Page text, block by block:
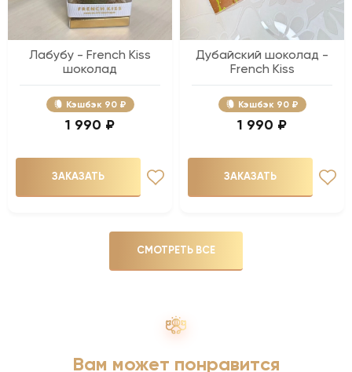
Лабубу - French Kiss
шоколад
Кэшбэк 90 ₽
1 990 ₽
ЗАКАЗАТЬ
Дубайский шоколад -
French Kiss
Кэшбэк 90 ₽
1 990 ₽
ЗАКАЗАТЬ
СМОТРЕТЬ ВСЕ
Вам может понравится